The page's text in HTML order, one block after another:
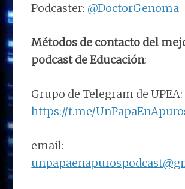
Podcaster: @DoctorGenoma
Métodos de contacto del
podcast de Educación:
Grupo de Telegram de UPEA:
https://t.me/
email: